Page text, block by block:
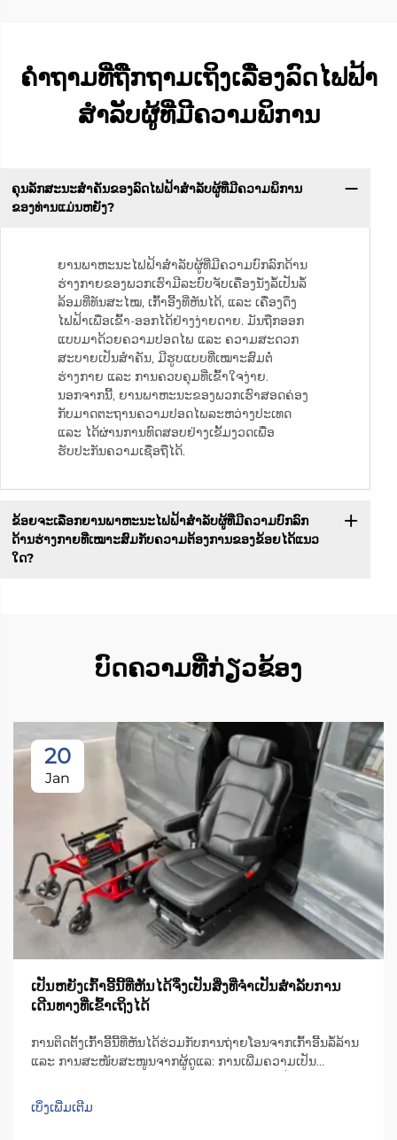
ຄຳຖາມທີ່ຖືກຖາມເຖິງເລື່ອງລົດໄຟຟ້າ
ສຳລັບຜູ້ທີ່ມີຄວາມພິການ
ຄຸນລັກສະນະສຳຄັນຂອງລົດໄຟຟ້າສຳລັບຜູ້ທີ່ມີຄວາມພິການ
ຂອງທ່ານແມ່ນຫຍັງ?
ຍານພາຫະນະໄຟຟ້າສຳລັບຜູ້ທີ່ມີຄວາມບົກລົກດ້ານ
ຮ່າງກາຍຂອງພວກເຮົາມີລະບົບຈັບເຄື່ອງນັ່ງລໍ້ເປັນລໍ້
ລ້ອມທີ່ທັນສະໄໝ, ເກົ້າອີ້ງທີ່ຫັນໄດ້, ແລະ ເຄື່ອງດຶງ
ໄຟຟ້າເພື່ອເຂົ້າ-ອອກໄດ້ຢ່າງງ່າຍດາຍ. ມັນຖືກອອກ
ແບບມາດ້ວຍຄວາມປອດໄພ ແລະ ຄວາມສະດວກ
ສະບາຍເປັນສຳຄັນ, ມີຮູບແບບທີ່ເໝາະສົມຕໍ່
ຮ່າງກາຍ ແລະ ການຄວບຄຸມທີ່ເຂົ້າໃຈງ່າຍ.
ນອກຈາກນີ້, ຍານພາຫະນະຂອງພວກເຮົາສອດຄ່ອງ
ກັບມາດຕະຖານຄວາມປອດໄພລະຫວ່າງປະເທດ
ແລະ ໄດ້ຜ່ານການທົດສອບຢ່າງເຂັ້ມງວດເພື່ອ
ຮັບປະກັນຄວາມເຊື່ອຖືໄດ້.
ຂ້ອຍຈະເລືອກຍານພາຫະນະໄຟຟ້າສຳລັບຜູ້ທີ່ມີຄວາມບົກລົກ
ດ້ານຮ່າງກາຍທີ່ເໝາະສົມກັບຄວາມຕ້ອງການຂອງຂ້ອຍໄດ້ແນວ
ໃດ?
ບົດຄວາມທີ່ກ່ຽວຂ້ອງ
20
Jan
ເປັນຫຍັງເກົ້າອີ້ນີ້ທີ່ຫັນໄດ້ຈຶ່ງເປັນສິ່ງທີ່ຈຳເປັນສຳລັບການ
ເດີນທາງທີ່ເຂົ້າເຖິງໄດ້
ການຕິດຕັ້ງເກົ້າອີ້ນີ້ທີ່ຫັນໄດ້ຮ່ວມກັບການຖ່າຍໂອນຈາກເກົ້າອີ້ນລໍ້ລ້ານ
ແລະ ການສະໜັບສະໜູນຈາກຜູ້ດູແລ: ການເພີ່ມຄວາມເປັນ
ການດູແລແບບຊາດີໃນປີ 2023. ເກົ້າອີ້ນີ້ທີ່ຫັນໄດ້ຊ່ວຍໃຫ້ຜູ້ຄົນໄດ້ຮັບ
ຄວາມເປັນອິດສະຫຼະຫຼາຍຂຶ້ນເວລາຖ່າຍໂອນຈາກເກົ້າອີ້ນລໍ້ລ້ານ...
ເບິ່ງເພີ່ມເຕີມ